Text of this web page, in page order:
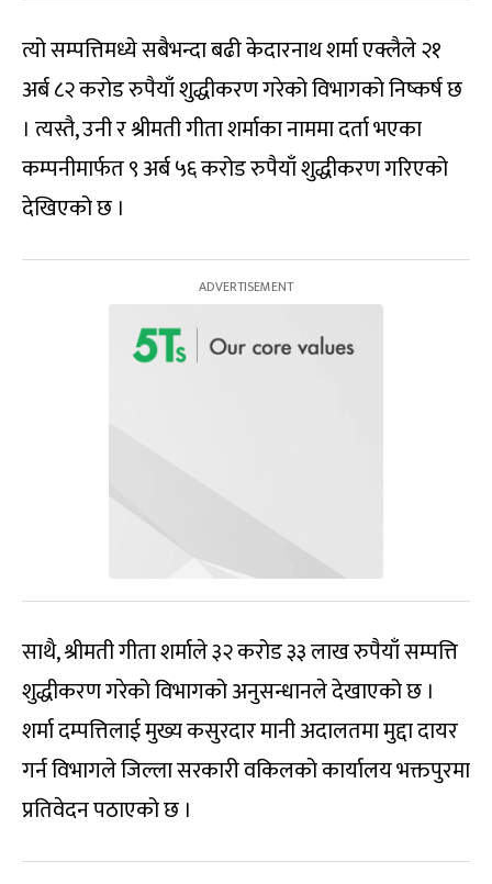
त्यो सम्पत्तिमध्ये सबैभन्दा बढी केदारनाथ शर्मा एक्लैले २१
अर्ब ८२ करोड रुपैयाँ शुद्धीकरण गरेको विभागको निष्कर्ष छ
। त्यस्तै, उनी र श्रीमती गीता शर्माका नाममा दर्ता भएका
कम्पनीमार्फत ९ अर्ब ५६ करोड रुपैयाँ शुद्धीकरण गरिएको
देखिएको छ ।
साथै, श्रीमती गीता शर्माले ३२ करोड ३३ लाख रुपैयाँ सम्पत्ति
शुद्धीकरण गरेको विभागको अनुसन्धानले देखाएको छ ।
शर्मा दम्पत्तिलाई मुख्य कसुरदार मानी अदालतमा मुद्दा दायर
गर्न विभागले जिल्ला सरकारी वकिलको कार्यालय भक्तपुरमा
प्रतिवेदन पठाएको छ ।